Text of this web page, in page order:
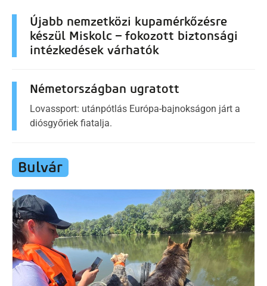
Újabb nemzetközi kupamérkőzésre
készül Miskolc – fokozott biztonsági
intézkedések várhatók
Németországban ugratott
Lovassport: utánpótlás Európa-bajnokságon járt a
diósgyőriek fiatalja.
Bulvár